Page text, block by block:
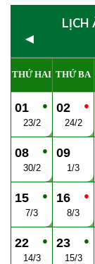
◄
LỊCH
THỨ HAI THỨ BA
●
01
23/2
●
02
24/2
●
08
30/2
09
1/3
●
15
7/3
●
16
8/3
●
22
14/3
●
23
15/3